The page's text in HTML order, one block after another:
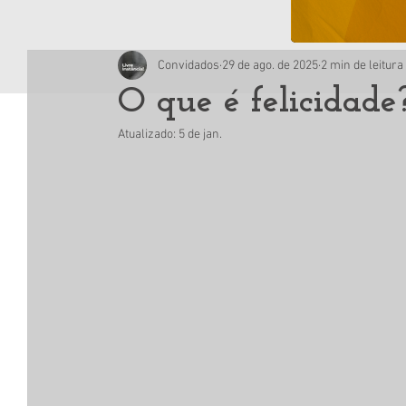
O que é
Convidados 29 de ago. de 2025 2 min de leitura
Atualizado: 5 de jan.